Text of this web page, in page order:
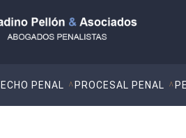
PENAL PROCESAL PENAL